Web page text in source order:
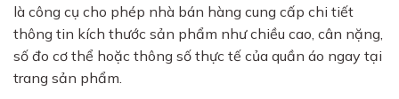
là công cụ cho phép nhà bán hàng cung cấp chi tiết
thông tin kích thước sản phẩm như chiều cao, cân nặng,
số đo cơ thể hoặc thông số thực tế của quần áo ngay tại
trang sản phẩm.